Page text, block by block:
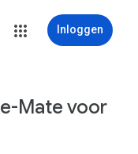
Inloggen
Mate voor